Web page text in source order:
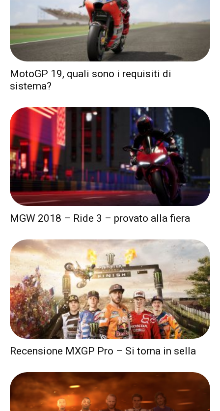
MotoGP 19, quali sono i requisiti di
sistema?
MGW 2018 – Ride 3 – provato alla fiera
Recensione MXGP Pro – Si torna in sella